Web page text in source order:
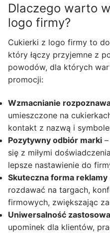
Dlaczego warto
logo firmy?
Cukierki z logo firmy to
który łączy przyjemne z
powodów, dla których
promocji:
Wzmacnianie
umieszczone na
kontakt z nazwą i
Pozytywny odbiór marki
się z miłymi
lepsze nastawienie do
Skuteczna forma reklamy
rozdawać na targach,
firmowych, zwiększając
Uniwersalność
upominek dla klientów,